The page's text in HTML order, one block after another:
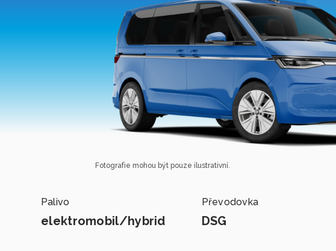
Fotografie mohou být pouze ilustrativní.
Palivo
elektromobil/hybrid
Převodovka
DSG